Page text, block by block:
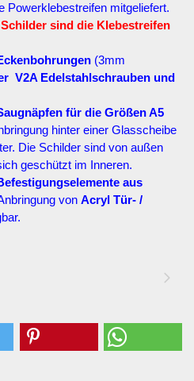
Powerklebestreifen mitgeliefert.
sind die Klebestreifen
(3mm
V2A Edelstahlschrauben und
für die Größen A5
hinter einer Glasscheibe
Die Schilder sind von außen
geschützt im Inneren.
aus
von Acryl Tür- /